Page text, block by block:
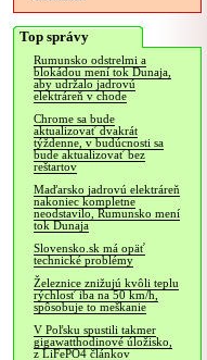
Top správy
Rumunsko odstrelmi a
blokádou mení tok Dunaja,
aby udržalo jadrovú
elektráreň v chode
Chrome sa bude
aktualizovať dvakrát
týždenne, v budúcnosti sa
bude aktualizovať bez
reštartov
Maďarsko jadrovú elektráreň
nakoniec kompletne
neodstavilo, Rumunsko mení
tok Dunaja
Slovensko.sk má opäť
technické problémy
Železnice znižujú kvôli teplu
rýchlosť iba na 50 km/h,
spôsobuje to meškanie
V Poľsku spustili takmer
gigawatthodinové úložisko,
z LiFePO4 článkov